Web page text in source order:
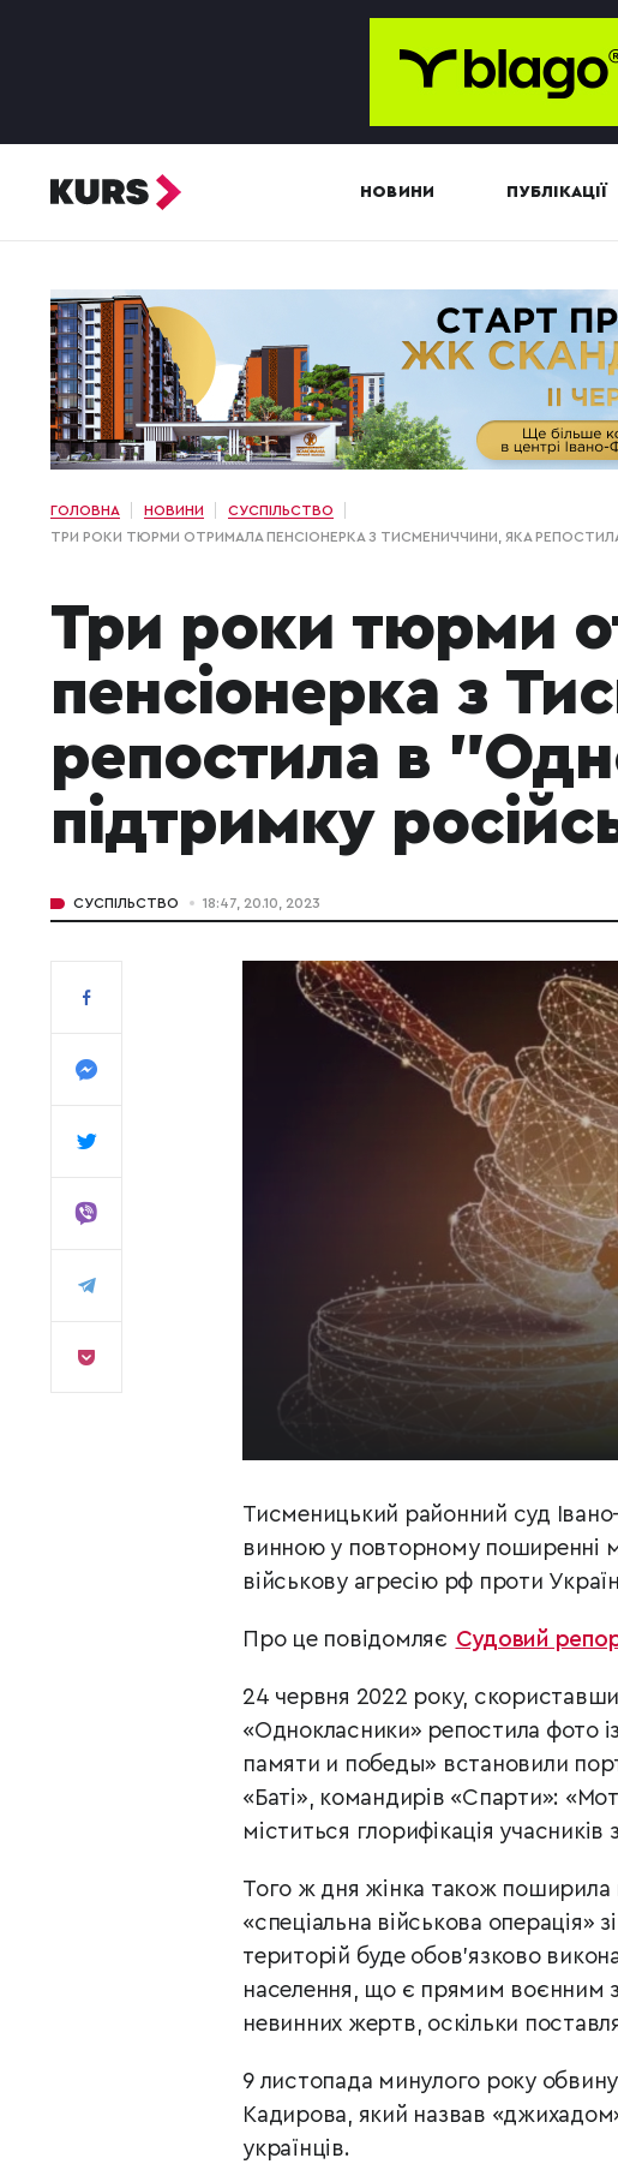
НОВИНИ ПУБЛІКАЦІЇ
ГОЛОВНА НОВИНИ
СУСПІЛЬСТВО
ТРИ РОКИ ТЮРМИ ОТРИМАЛА ПЕНСІОНЕРКА З ТИСМЕНИЧЧИНИ, ЯКА
Три роки тюрми
пенсіонерка з
репостила в
підтримку
СУСПІЛЬСТВО 18:47, 20.10, 2023
Тисменицький районний суд
винною у повторному поширенні
військову агресію рф проти
Про це повідомляє Судовий
24 червня 2022 року,
«Однокласники» репостила фото
памяти и победы» встановили
«Баті», командирів «Спарти»:
міститься глорифікація
Того ж дня жінка також поширила
«спеціальна військова операція»
територій буде обов’язково
населення, що є прямим воєнним
невинних жертв, оскільки
9 листопада минулого року
Кадирова, який назвав
українців.